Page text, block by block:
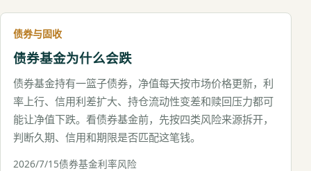
债券与固收
债券基金为什么会跌
债券基金持有一篮子债券，净值每天按市场价格更新，利
率上行、信用利差扩大、持仓流动性变差和赎回压力都可
能让净值下跌。看债券基金前，先按四类风险来源拆开，
判断久期、信用和期限是否匹配这笔钱。
2026/7/15债券基金利率风险